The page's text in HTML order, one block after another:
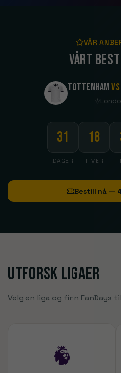
VÅR
Vårt
Tottenham vs
31
DAGER
18
TIMER
Bestill nå —
Utforsk ligaer
Velg en liga og finn FanDays